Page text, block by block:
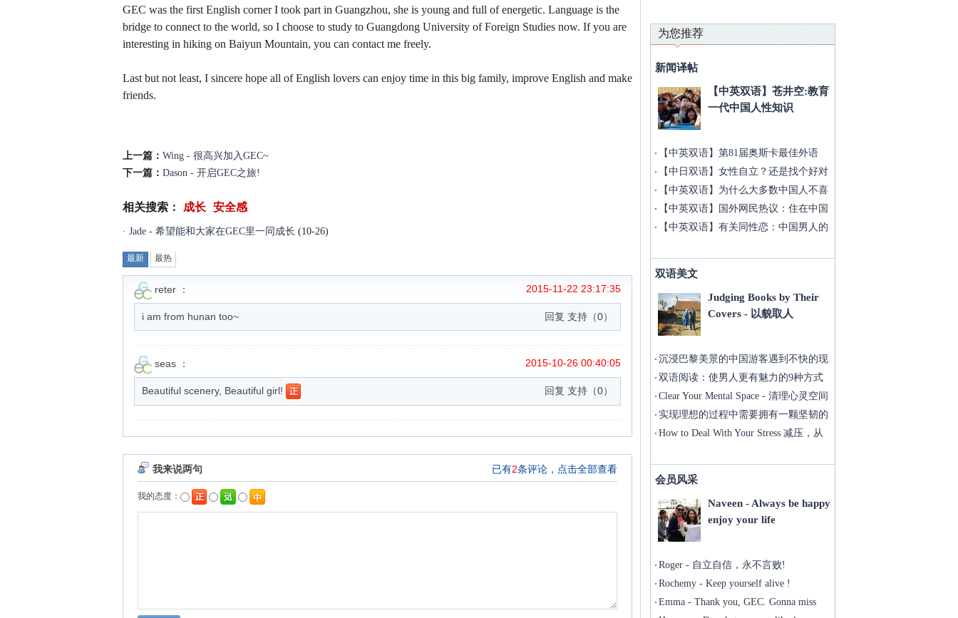
GEC was the first English corner I took part in Guangzhou, she is young and full of energetic. Language is the
bridge to connect to the world, so I choose to study to Guangdong University of Foreign Studies now. If you are
interesting in hiking on Baiyun Mountain, you can contact me freely.
Last but not least, I sincere hope all of English lovers can enjoy time in this big family, improve English and make
friends.
上一篇： Wing - 很高兴加入GEC~
下一篇： Dason - 开启GEC之旅!
相关搜索： 成长 安全感
· Jade - 希望能和大家在GEC里一同成长 (10-26)
为您推荐
新闻译帖
【中英双语】苍井空:教育
一代中国人性知识
【中英双语】第81届奥斯卡最佳外语
片-
【中日双语】女性自立？还是找个好对
象
【中英双语】为什么大多数中国人不喜
欢
【中英双语】国外网民热议：住在中国
如
【中英双语】有关同性恋：中国男人的
双语美文
Judging Books by Their
Covers - 以貌取人
沉浸巴黎美景的中国游客遇到不快的现
实
双语阅读：使男人更有魅力的9种方式
Clear Your Mental Space - 清理心灵空间
实现理想的过程中需要拥有一颗坚韧的
心
How to Deal With Your Stress 减压，从
会员风采
Naveen - Always be happy
enjoy your life
Roger - 自立自信，永不言败!
Rochemy - Keep yourself alive !
Emma - Thank you, GEC. Gonna miss